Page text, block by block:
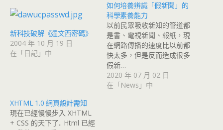
新科技破解《達文西密碼》
2004 年 10 月 19 日
在「日記」中
如何培養辨識「假新聞」的
科學素養能力
以前民眾吸收新知的管道都
是書、電視新聞、報紙，現
在網路傳播的速度比以前都
快太多，但是反而造成很多
假新…
2020 年 07 月 02 日
在「News」中
XHTML 1.0 網頁設計需知
現在已經慢慢步入 XHTML
+ CSS 的天下了.. Html 已經